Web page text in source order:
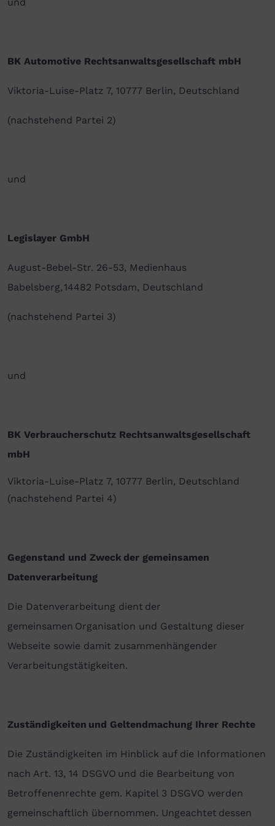
BK Automotive Rechtsanwaltsgesellschaft mbH
Viktoria-Luise-Platz 7, 10777 Berlin, Deutschland
(nachstehend Partei 2)
und
Legislayer GmbH
August-Bebel-Str. 26-53, Medienhaus
Babelsberg, 14482 Potsdam, Deutschland
(nachstehend Partei 3)
und
BK Verbraucherschutz Rechtsanwaltsgesellschaft
mbH
Viktoria-Luise-Platz 7, 10777 Berlin, Deutschland
(nachstehend Partei 4)
Gegenstand und Zweck der gemeinsamen
Datenverarbeitung
Die Datenverarbeitung dient der
gemeinsamen Organisation und Gestaltung dieser
Webseite sowie damit zusammenhängender
Verarbeitungstätigkeiten.
Zuständigkeiten und Geltendmachung Ihrer Rechte
Die Zuständigkeiten im Hinblick auf die Informationen
nach Art. 13, 14 DSGVO und die Bearbeitung von
Betroffenenrechte gem. Kapitel 3 DSGVO werden
gemeinschaftlich übernommen. Ungeachtet dessen